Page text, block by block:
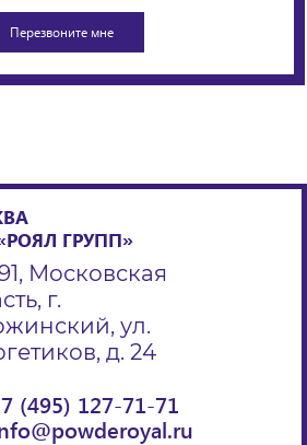
ГРУПП»
Московская
г.
ул.
д. 24
(495) 127-71-71